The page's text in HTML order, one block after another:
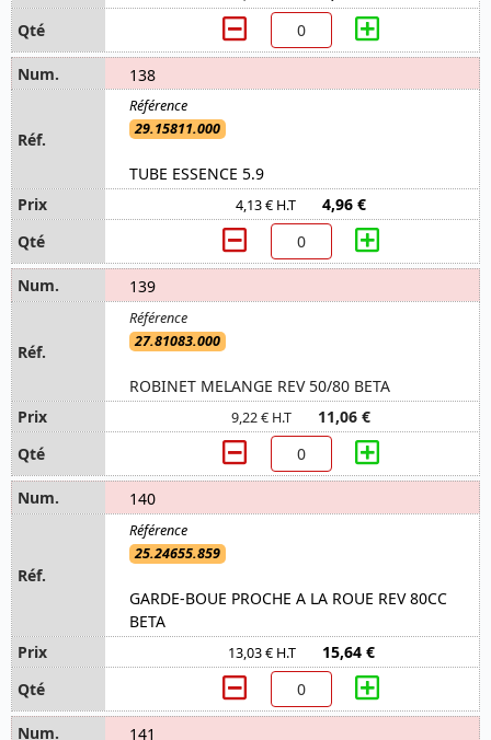
138
29.15811.000
TUBE ESSENCE 5.9
4,13 € H.T 4,96 €
139
27.81083.000
ROBINET MELANGE REV 50/80 BETA
9,22 € H.T 11,06 €
140
25.24655.859
GARDE-BOUE PROCHE A LA ROUE REV 80CC
BETA
13,03 € H.T 15,64 €
141